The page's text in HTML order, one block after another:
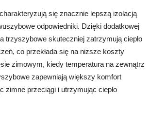
się znacznie lepszą izolacją
odpowiedniki. Dzięki dodatkowej
trzyszybowe skuteczniej zatrzymują ciepło
co przekłada się na niższe koszty
zimowym, kiedy temperatura na zewnątrz
zapewniają większy komfort
zimne przeciągi i utrzymując ciepło